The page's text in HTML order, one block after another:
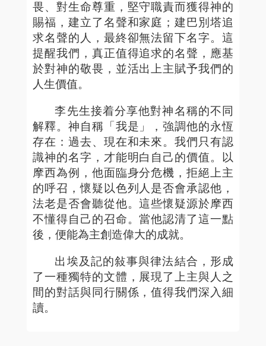
畏、對生命尊重，堅守職責而獲得神的
賜福，建立了名聲和家庭；建巴別塔追
求名聲的人，最終卻無法留下名字。這
提醒我們，真正值得追求的名聲，應基
於對神的敬畏，並活出上主賦予我們的
人生價值。
李先生接着分享他對神名稱的不同
解釋。神自稱「我是」，強調他的永恆
存在：過去、現在和未來。我們只有認
識神的名字，才能明白自己的價值。以
摩西為例，他面臨身分危機，拒絕上主
的呼召，懷疑以色列人是否會承認他，
法老是否會聽從他。這些懷疑源於摩西
不懂得自己的召命。當他認清了這一點
後，便能為主創造偉大的成就。
出埃及記的敍事與律法結合，形成
了一種獨特的文體，展現了上主與人之
間的對話與同行關係，值得我們深入細
讀。